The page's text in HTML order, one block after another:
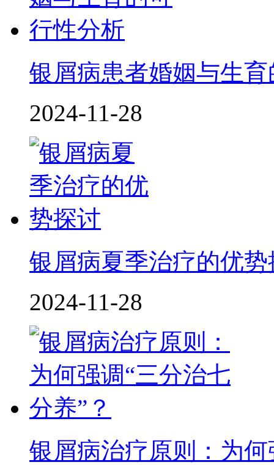
银屑病患者婚姻与生
2024-11-28
银屑病夏季治疗的优势
2024-11-28
银屑病治疗原则：为